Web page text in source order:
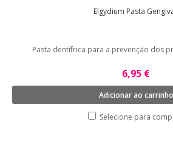
Elgydium Pasta
Pasta dentífrica para a prevenção dos
6,95 €
Adicionar ao carrinho
Selecione para